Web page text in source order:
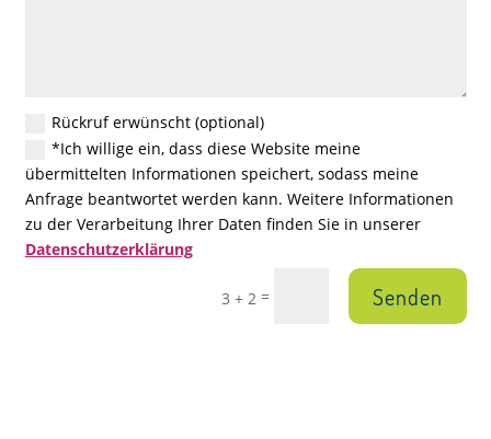
Rückruf erwünscht (optional)
*Ich willige ein, dass diese Website meine
übermittelten Informationen speichert, sodass meine
Anfrage beantwortet werden kann. Weitere Informationen
zu der Verarbeitung Ihrer Daten finden Sie in unserer
Datenschutzerklärung
3 + 2 = Senden